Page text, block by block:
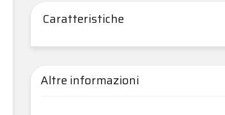
Caratteristiche
Altre informazioni